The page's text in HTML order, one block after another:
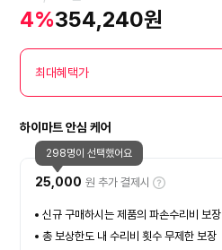
4%354,240원
최대혜택가
하이마트 안심 케어
25,000 원 추가 결제시
신규 구매하시는 제품의 파손수리비 보장
총 보상한도 내 수리비 횟수 무제한 보장
298명이 선택했어요